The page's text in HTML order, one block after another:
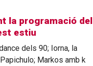
la programació del
estiu
dels 90; Iorna, la
Markos amb k